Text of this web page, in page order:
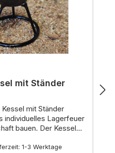
von 4.75 von 5
mit Ständer
mit Ständer
individuelles Lagerfeuer
bauen. Der Kessel
lackiert. Dermit einem
1-3 Werktage